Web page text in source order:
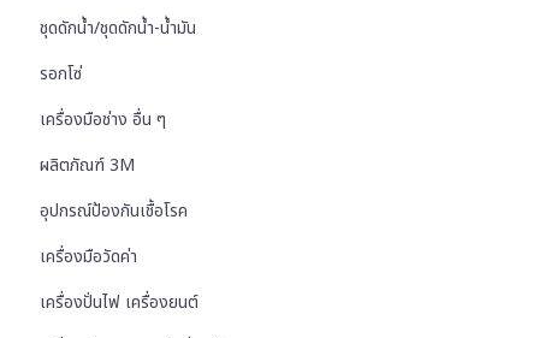
ชุดดักน้ำ/ชุดดักน้ำ-น้ำมัน
รอกโซ่
เครื่องมือช่าง อื่น ๆ
ผลิตภัณฑ์ 3M
อุปกรณ์ป้องกันเชื้อโรค
เครื่องมือวัดค่า
เครื่องปั่นไฟ เครื่องยนต์